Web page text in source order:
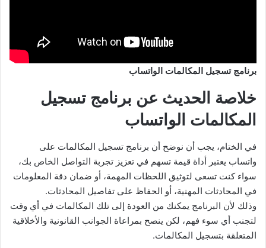
برنامج تسجيل المكالمات الواتساب
خلاصة الحديث عن برنامج تسجيل
المكالمات الواتساب
في الختام، يجب أن نوضح أن برنامج تسجيل المكالمات على
واتساب يعتبر أداة قيمة تسهم في تعزيز تجربة التواصل الخاص بك،
سواء كنت تسعى لتوثيق اللحظات المهمة، أو ضمان دقة المعلومات
في المحادثات المهنية، أو الحفاظ على تفاصيل المحادثات.
وذلك لأن البرنامج يمكنك من العودة إلى تلك المكالمات في أي وقت
لتجنب أي سوء فهم، لكن ينصح بمراعاة الجوانب القانونية والأخلاقية
المتعلقة بتسجيل المكالمات.